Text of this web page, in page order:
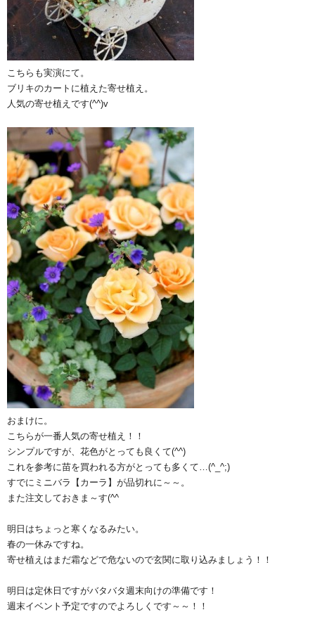
こちらも実演にて。
ブリキのカートに植えた寄せ植え。
人気の寄せ植えです(^^)v
おまけに。
こちらが一番人気の寄せ植え！！
シンプルですが、花色がとっても良くて(^^)
これを参考に苗を買われる方がとっても多くて…(^_^;)
すでにミニバラ【カーラ】が品切れに～～。
また注文しておきま～す(^^ゞ
明日はちょっと寒くなるみたい。
春の一休みですね。
寄せ植えはまだ霜などで危ないので玄関に取り込みましょう！！
明日は定休日ですがバタバタ週末向けの準備です！
週末イベント予定ですのでよろしくです～～！！